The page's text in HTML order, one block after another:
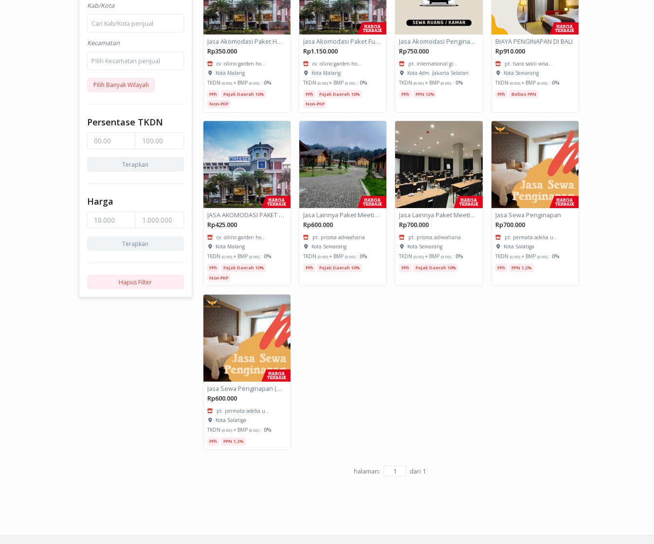
Kab/Kota
Cari Kab/Kota penjual
Kecamatan
Pilih Kecamatan penjual
Pilih Banyak Wilayah
Persentase TKDN
Terapkan
Harga
Terapkan
Hapus Filter
Jasa Akomodasi Paket Halfday Hotel Kota Malang
Rp350.000
cv. ollino garden ho...
Kota Malang
TKDN (0.00)+ BMP (0.00): 0%
PPh
Pajak Daerah 10%
Non-PKP
Jasa Akomodasi Paket Fullboard Twin share Hotel Kota Malang
Rp1.150.000
cv. ollino garden ho...
Kota Malang
TKDN (0.00)+ BMP (0.00): 0%
PPh
Pajak Daerah 10%
Non-PKP
Jasa Akomodasi Penginapan
Rp750.000
pt. international gl...
Kota Adm. Jakarta Selatan
TKDN(0.00) + BMP(0.00) :0%
PPh PPN 12%
BIAYA PENGINAPAN DI BALI
Rp910.000
pt. tiara sakti wisa...
Kota Semarang
TKDN (0.00)+ BMP (0.00): 0%
PPh Bebas PPN
JASA AKOMODASI PAKET MEETING FULLDAY HOTEL KOTA MALANG
Rp425.000
cv. ollino garden ho...
Kota Malang
TKDN (0.00)+ BMP (0.00): 0%
PPh
Pajak Daerah 10%
Non-PKP
Jasa Lainnya Paket Meeting Luar Kota Hari Bumi 2
Rp600.000
pt. prisma adiwahana
Kota Semarang
TKDN (0.00)+ BMP (0.00): 0%
PPh Pajak Daerah 10%
Jasa Lainnya Paket Meeting Luar Kota Hari Bumi 1
Rp700.000
pt. prisma adiwahana
Kota Semarang
TKDN(0.00) + BMP(0.00) :0%
PPh Pajak Daerah 10%
Jasa Sewa Penginapan
Rp700.000
pt. permata adelia u...
Kota Salatiga
TKDN (0.00)+ BMP (0.00): 0%
PPh PPN 1,2%
Jasa Sewa Penginapan (Biro Perjalanan)
Rp600.000
pt. permata adelia u...
Kota Salatiga
TKDN (0.00)+ BMP (0.00): 0%
PPh PPN 1,2%
halaman: dari 1